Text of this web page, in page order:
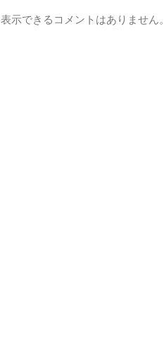
表示できるコメントはありません。